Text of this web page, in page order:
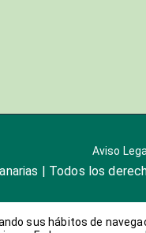
Aviso Legal
| Todos los
sus hábitos de